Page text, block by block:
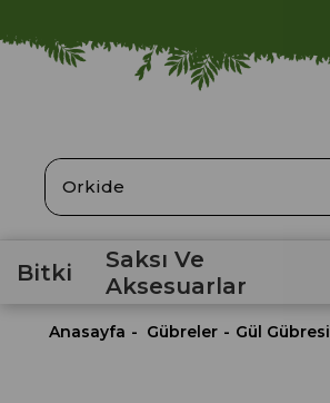
Bitki
Saksı Ve
Aksesuarlar
Anasayfa Gübreler Gül Gübresi